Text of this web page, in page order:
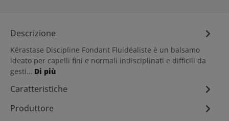
Descrizione
Kérastase Discipline Fondant Fluidéaliste è un balsamo
ideato per capelli fini e normali indisciplinati e difficili da
gesti… Di più
Caratteristiche
Produttore